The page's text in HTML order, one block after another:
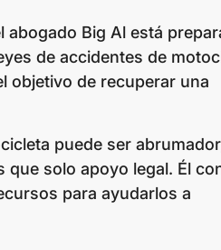
abogado Big Al está
de accidentes de
objetivo de recuperar una
puede ser
solo apoyo legal. Él
para ayudarlos a